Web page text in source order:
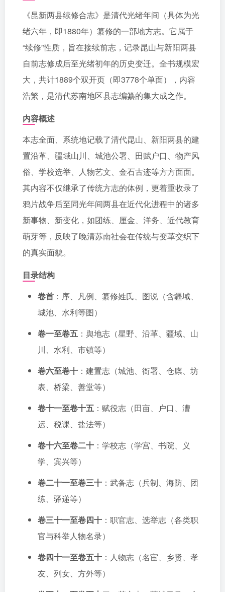
《昆新两县续修合志》是清代光绪年间（具体为光
绪六年，即1880年）纂修的一部地方志。它属于
“续修”性质，旨在接续前志，记录昆山与新阳两县
自前志修成后至光绪初年的历史变迁。全书规模宏
大，共计1889个双开页（即3778个单面），内容
浩繁，是清代苏南地区县志编纂的集大成之作。
内容概述
本志全面、系统地记载了清代昆山、新阳两县的建
置沿革、疆域山川、城池公署、田赋户口、物产风
俗、学校选举、人物艺文、金石古迹等方方面面。
其内容不仅继承了传统方志的体例，更着重收录了
鸦片战争后至同光年间两县在近代化进程中的诸多
新事物、新变化，如团练、厘金、洋务、近代教育
萌芽等，反映了晚清苏南社会在传统与变革交织下
的真实面貌。
目录结构
卷首 ：序、凡例、纂修姓氏、图说（含疆域、
城池、水利等图）
卷一至卷五 ：舆地志（星野、沿革、疆域、山
川、水利、市镇等）
卷六至卷十 ：建置志（城池、衙署、仓廪、坊
表、桥梁、善堂等）
卷十一至卷十五 ：赋役志（田亩、户口、漕
运、税课、盐法等）
卷十六至卷二十 ：学校志（学宫、书院、义
学、宾兴等）
卷二十一至卷三十 ：武备志（兵制、海防、团
练、驿递等）
卷三十一至卷四十 ：职官志、选举志（各类职
官与科举人物名录）
卷四十一至卷五十 ：人物志（名宦、乡贤、孝
友、列女、方外等）